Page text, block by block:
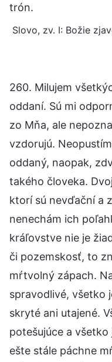
trón.
Slovo, zv. I: Božie
260. Milujem
oddaní. Sú mi
zo Mňa, ale
vzdorujú.
oddaný, naopak,
takého človeka.
ktorí sú nevďační a
nenechám ich
kráľovstve nie je
či pozemskosť, to
mŕtvolný zápach.
spravodlivé, všetko
skryté ani utajené.
potešujúce a
ešte stále páchne